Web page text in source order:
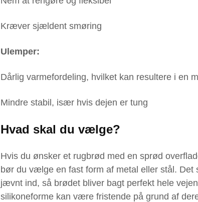
Kræver sjældent smøring
Ulemper:
Dårlig varmefordeling, hvilket kan resultere i en
Mindre stabil, især hvis dejen er tung
Hvad skal du vælge?
Hvis du ønsker et rugbrød med en sprød
bør du vælge en fast form af metal eller stål.
jævnt ind, så brødet bliver bagt perfekt hele
silikoneforme kan være fristende på grund af